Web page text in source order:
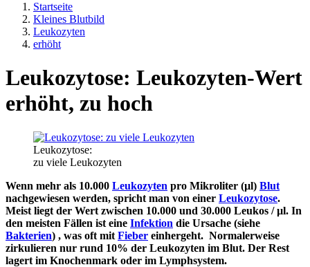
Startseite
Kleines Blutbild
Leukozyten
erhöht
Leukozytose: Leukozyten-Wert
erhöht, zu hoch
Leukozytose:
zu viele Leukozyten
Wenn mehr als 10.000 Leukozyten pro Mikroliter (µl) Blut
nachgewiesen werden, spricht man von einer Leukozytose.
Meist liegt der Wert zwischen 10.000 und 30.000 Leukos / µl. In
den meisten Fällen ist eine Infektion die Ursache (siehe
Bakterien) , was oft mit Fieber einhergeht. Normalerweise
zirkulieren nur rund 10% der Leukozyten im Blut. Der Rest
lagert im Knochenmark oder im Lymphsystem.